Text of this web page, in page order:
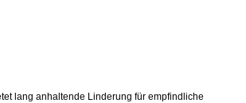
lang anhaltende Linderung für empfindliche